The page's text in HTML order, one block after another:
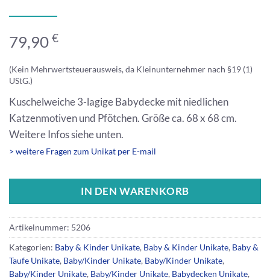
79,90 €
(Kein Mehrwertsteuerausweis, da Kleinunternehmer nach §19 (1)
UStG.)
Kuschelweiche 3-lagige Babydecke mit niedlichen
Katzenmotiven und Pfötchen. Größe ca. 68 x 68 cm.
Weitere Infos siehe unten.
> weitere Fragen zum Unikat per E-mail
IN DEN WARENKORB
Artikelnummer: 5206
Kategorien: Baby & Kinder Unikate, Baby & Kinder Unikate, Baby &
Taufe Unikate, Baby/Kinder Unikate, Baby/Kinder Unikate,
Baby/Kinder Unikate, Baby/Kinder Unikate, Babydecken Unikate,